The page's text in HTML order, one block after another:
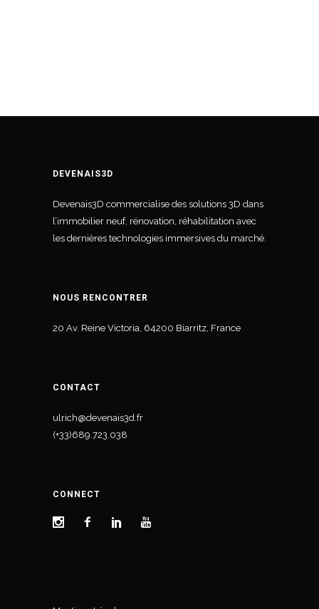
DEVENAIS3D
Devenais3D commercialise des solutions 3D dans
l’immobilier neuf, rénovation, réhabilitation avec
les dernières technologies immersives du marché.
NOUS RENCONTRER
20 Av. Reine Victoria, 64200 Biarritz, France
CONTACT
ulrich@devenais3d.fr
(+33)689.723.038
CONNECT